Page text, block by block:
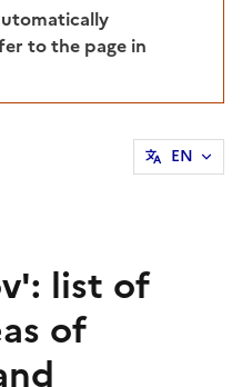
to the page in
EN
list of
of